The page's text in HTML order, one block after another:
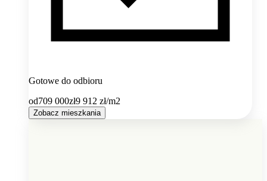
Gotowe do odbioru
od709 000zł9 912 zł/m2
Zobacz mieszkania